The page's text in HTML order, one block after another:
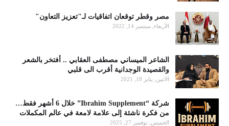
مصر وقطر توقعان اتفاقيات لـ"تعزيز التعاون"
الأربعاء, سبتمبر 14, 2022
الشاعر الميساني مصطفى العقابي .. أفتخر بالشعر
والقصيدة الوجدانية أقرب الى قلبي
الاثنين, يناير 18, 2021
شركة “Ibrahim Supplement” خلال 6 أشهر فقط…
من فكرة ناشئة إلى علامة لامعة في عالم المكملات
الخميس, نوفمبر 27, 2025